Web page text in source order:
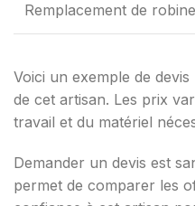
Remplacement de
Voici un exemple de
de cet artisan. Les prix
travail et du matériel
Demander un devis est
permet de comparer les